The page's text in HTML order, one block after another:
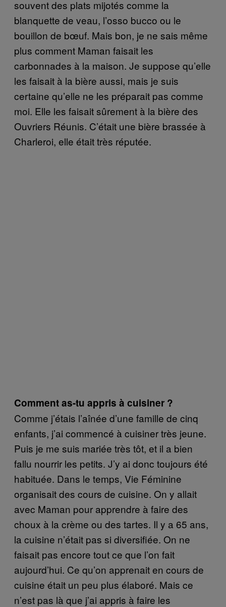
souvent des plats mijotés comme la
blanquette de veau, l’osso bucco ou le
bouillon de bœuf. Mais bon, je ne sais même
plus comment Maman faisait les
carbonnades à la maison. Je suppose qu’elle
les faisait à la bière aussi, mais je suis
certaine qu’elle ne les préparait pas comme
moi. Elle les faisait sûrement à la bière des
Ouvriers Réunis. C’était une bière brassée à
Charleroi, elle était très réputée.
Comment as-tu appris à cuisiner ?
Comme j’étais l’aînée d’une famille de cinq
enfants, j’ai commencé à cuisiner très jeune.
Puis je me suis mariée très tôt, et il a bien
fallu nourrir les petits. J’y ai donc toujours été
habituée. Dans le temps, Vie Féminine
organisait des cours de cuisine. On y allait
avec Maman pour apprendre à faire des
choux à la crème ou des tartes. Il y a 65 ans,
la cuisine n’était pas si diversifiée. On ne
faisait pas encore tout ce que l’on fait
aujourd’hui. Ce qu’on apprenait en cours de
cuisine était un peu plus élaboré. Mais ce
n’est pas là que j’ai appris à faire les